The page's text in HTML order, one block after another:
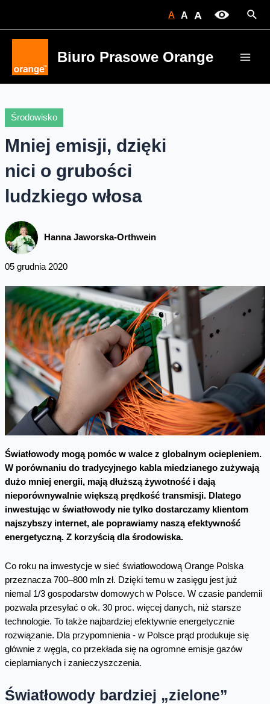
A A A
Biuro Prasowe Orange
Środowisko
Mniej emisji, dzięki
nici o grubości
ludzkiego włosa
Hanna Jaworska-Orthwein
05 grudnia 2020
Światłowody mogą pomóc w walce z globalnym ociepleniem.
W porównaniu do tradycyjnego kabla miedzianego zużywają
dużo mniej energii, mają dłuższą żywotność i dają
nieporównywalnie większą prędkość transmisji. Dlatego
inwestując w światłowody nie tylko dostarczamy klientom
najszybszy internet, ale poprawiamy naszą efektywność
energetyczną. Z korzyścią dla środowiska.
Co roku na inwestycje w sieć światłowodową Orange Polska
przeznacza 700–800 mln zł. Dzięki temu w zasięgu jest już
niemal 1/3 gospodarstw domowych w Polsce. W czasie pandemii
pozwala przesyłać o ok. 30 proc. więcej danych, niż starsze
technologie. To także najbardziej efektywnie energetycznie
rozwiązanie. Dla przypomnienia - w Polsce prąd produkuje się
głównie z węgla, co przekłada się na ogromne emisje gazów
cieplarnianych i zanieczyszczenia.
Światłowody bardziej „zielone”